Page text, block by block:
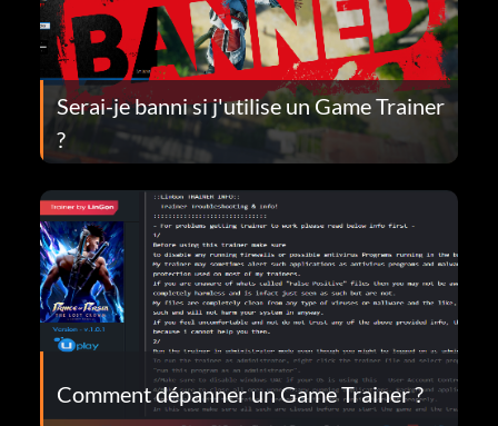
Serai-je banni si j'utilise un Game Trainer
?
Comment dépanner un Game Trainer ?